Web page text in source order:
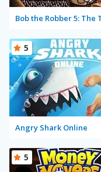
Angry Shark Online
5
5